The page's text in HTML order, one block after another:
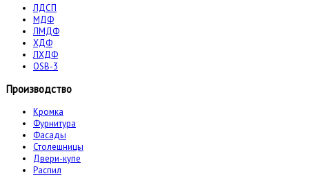
ЛДСП
МДФ
ЛМДФ
ХДФ
ЛХДФ
OSB-3
Производство
Кромка
Фурнитура
Фасады
Столешницы
Двери-купе
Распил